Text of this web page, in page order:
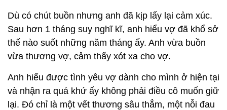
Dù có chút buồn nhưng anh đã kịp lấy lại cảm xúc.
Sau hơn 1 tháng suy nghĩ kĩ, anh hiểu vợ đã khổ sở
thế nào suốt những năm tháng ấy. Anh vừa buồn
vừa thương vợ, cảm thấy xót xa cho vợ.
Anh hiểu được tình yêu vợ dành cho mình ở hiện tại
và nhận ra quá khứ ấy không phải điều cô muốn giữ
lại. Đó chỉ là một vết thương sâu thẳm, một nỗi đau